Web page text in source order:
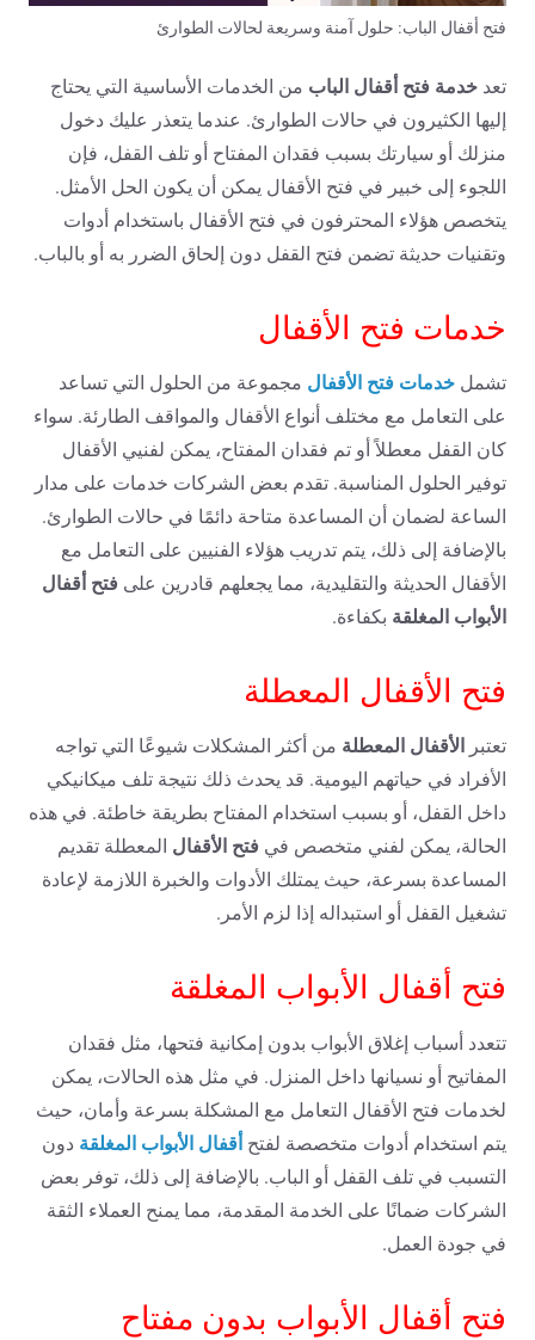
فتح أقفال الباب: حلول آمنة وسريعة لحالات الطوارئ
تعد خدمة فتح أقفال الباب من الخدمات الأساسية التي يحتاج
إليها الكثيرون في حالات الطوارئ. عندما يتعذر عليك دخول
منزلك أو سيارتك بسبب فقدان المفتاح أو تلف القفل، فإن
اللجوء إلى خبير في فتح الأقفال يمكن أن يكون الحل الأمثل.
يتخصص هؤلاء المحترفون في فتح الأقفال باستخدام أدوات
وتقنيات حديثة تضمن فتح القفل دون إلحاق الضرر به أو بالباب.
خدمات فتح الأقفال
تشمل خدمات فتح الأقفال مجموعة من الحلول التي تساعد
على التعامل مع مختلف أنواع الأقفال والمواقف الطارئة. سواء
كان القفل معطلاً أو تم فقدان المفتاح، يمكن لفنيي الأقفال
توفير الحلول المناسبة. تقدم بعض الشركات خدمات على مدار
الساعة لضمان أن المساعدة متاحة دائمًا في حالات الطوارئ.
بالإضافة إلى ذلك، يتم تدريب هؤلاء الفنيين على التعامل مع
الأقفال الحديثة والتقليدية، مما يجعلهم قادرين على فتح أقفال
الأبواب المغلقة بكفاءة.
فتح الأقفال المعطلة
تعتبر الأقفال المعطلة من أكثر المشكلات شيوعًا التي تواجه
الأفراد في حياتهم اليومية. قد يحدث ذلك نتيجة تلف ميكانيكي
داخل القفل، أو بسبب استخدام المفتاح بطريقة خاطئة. في هذه
الحالة، يمكن لفني متخصص في فتح الأقفال المعطلة تقديم
المساعدة بسرعة، حيث يمتلك الأدوات والخبرة اللازمة لإعادة
تشغيل القفل أو استبداله إذا لزم الأمر.
فتح أقفال الأبواب المغلقة
تتعدد أسباب إغلاق الأبواب بدون إمكانية فتحها، مثل فقدان
المفاتيح أو نسيانها داخل المنزل. في مثل هذه الحالات، يمكن
لخدمات فتح الأقفال التعامل مع المشكلة بسرعة وأمان، حيث
يتم استخدام أدوات متخصصة لفتحأقفال الأبواب المغلقة دون
التسبب في تلف القفل أو الباب. بالإضافة إلى ذلك، توفر بعض
الشركات ضمانًا على الخدمة المقدمة، مما يمنح العملاء الثقة
في جودة العمل.
فتح أقفال الأبواب بدون مفتاح